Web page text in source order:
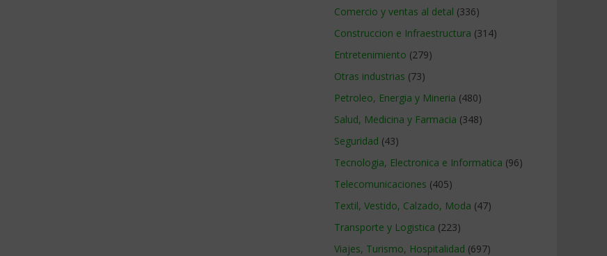
Comercio y ventas al detal (336)
Construccion e Infraestructura (314)
Entretenimiento (279)
Otras industrias (73)
Petroleo, Energia y Mineria (480)
Salud, Medicina y Farmacia (348)
Seguridad (43)
Tecnologia, Electronica e Informatica (96)
Telecomunicaciones (405)
Textil, Vestido, Calzado, Moda (47)
Transporte y Logistica (223)
Viajes, Turismo, Hospitalidad (697)